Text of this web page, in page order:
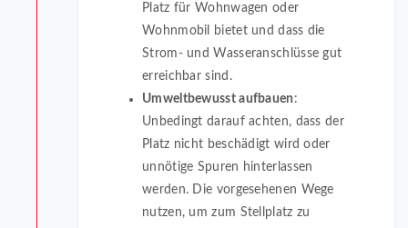
Platz für Wohnwagen oder
Wohnmobil bietet und dass die
Strom- und Wasseranschlüsse gut
erreichbar sind.
Umweltbewusst aufbauen :
Unbedingt darauf achten, dass der
Platz nicht beschädigt wird oder
unnötige Spuren hinterlassen
werden. Die vorgesehenen Wege
nutzen, um zum Stellplatz zu